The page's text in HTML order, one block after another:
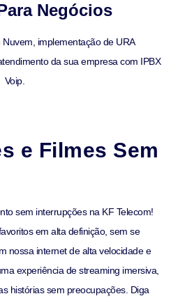
Negócios
implementação de URA
da sua empresa com IPBX
Voip.
e Filmes Sem
sem interrupções na KF Telecom!
em alta definição, sem se
nossa internet de alta velocidade e
experiência de streaming imersiva,
histórias sem preocupações. Diga